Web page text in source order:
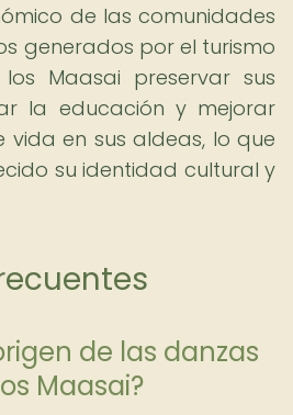
de las comunidades
generados por el turismo
Maasai preservar sus
la educación y mejorar
vida en sus aldeas, lo que
su identidad cultural y
de las danzas
Maasai?